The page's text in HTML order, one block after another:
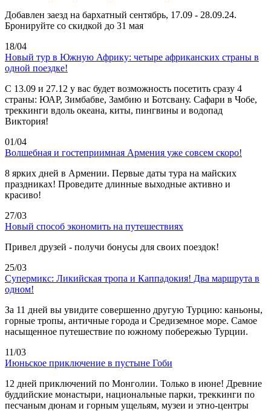
Добавлен заезд на бархатный сентябрь, 17.09 - 28.09.24.
Бронируйте со скидкой до 31 мая
18/04
Новый тур в Южную Африку: четыре африканских страны в
одной поездке!
C 13.09 и 27.12 у вас будет возможность посетить сразу 4
страны: ЮАР, Зимбабве, Замбию и Ботсвану. Сафари в Чобе,
треккинги вдоль океана, киты, пингвины и водопад
Виктория!
01/04
Волшебная и гостеприимная Армения уже совсем скоро!
8 ярких дней в Армении. Первые даты тура на майских
праздниках! Проведите длинные выходные активно и
красиво!
27/03
Новый способ экономить на путешествиях
Привел друзей - получи бонусы для своих поездок!
25/03
Супермикс: Ликийская тропа и Каппадокия! Два маршрута в
одном!
За 11 дней вы увидите совершенно другую Турцию: каньоны,
горные тропы, античные города и Средиземное море. Самое
насыщенное путешествие по южному побережью Турции.
11/03
Июньское приключение в пустыне Гоби
12 дней приключений по Монголии. Только в июне! Древние
буддийские монастыри, национальные парки, треккинги по
песчаным дюнам и горным ущельям, музеи и этно-центры